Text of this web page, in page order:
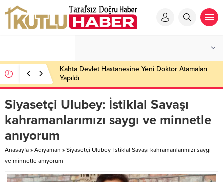
Kahta Devlet Hastanesine Yeni Doktor Atamaları
Yapıldı
Siyasetçi Ulubey: İstiklal Savaşı
kahramanlarımızı saygı ve minnetle
anıyorum
Anasayfa » Adıyaman » Siyasetçi Ulubey: İstiklal Savaşı kahramanlarımızı saygı
ve minnetle anıyorum